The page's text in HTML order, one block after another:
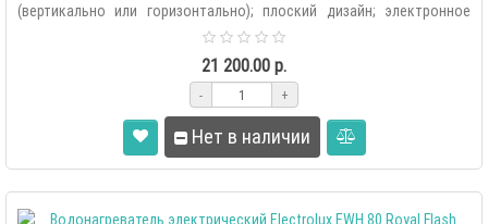
(вертикально или горизонтально); плоский дизайн; электронное
21 200.00 р.
- +
Нет в наличии